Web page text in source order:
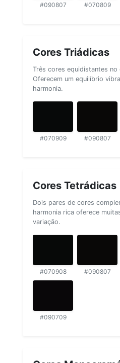
#090807 #070809
Cores Triádicas
Três cores equidistantes
Oferecem um equilíbrio
harmonia.
#070909 #090807
Cores Tetrádicas
Dois pares de cores
harmonia rica oferece
variação.
#070908 #090807
#090709